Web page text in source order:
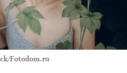
Fotodom.ru